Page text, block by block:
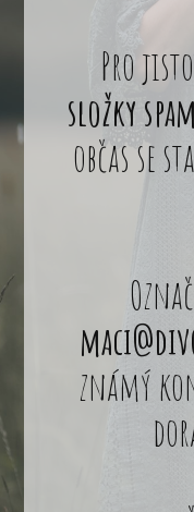
Pro
složky
občas se
známý